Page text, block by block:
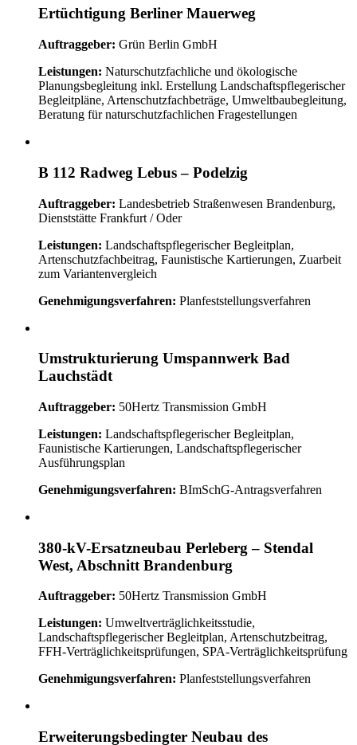
Ertüchtigung Berliner Mauerweg
Auftraggeber: Grün Berlin GmbH
Leistungen: Naturschutzfachliche und ökologische
Planungsbegleitung inkl. Erstellung Landschaftspflegerischer
Begleitpläne, Artenschutzfachbeträge, Umweltbaubegleitung,
Beratung für naturschutzfachlichen Fragestellungen
B 112 Radweg Lebus – Podelzig
Auftraggeber: Landesbetrieb Straßenwesen Brandenburg,
Dienststätte Frankfurt / Oder
Leistungen: Landschaftspflegerischer Begleitplan,
Artenschutzfachbeitrag, Faunistische Kartierungen, Zuarbeit
zum Variantenvergleich
Genehmigungsverfahren: Planfeststellungsverfahren
Umstrukturierung Umspannwerk Bad
Lauchstädt
Auftraggeber: 50Hertz Transmission GmbH
Leistungen: Landschaftspflegerischer Begleitplan,
Faunistische Kartierungen, Landschaftspflegerischer
Ausführungsplan
Genehmigungsverfahren: BImSchG-Antragsverfahren
380-kV-Ersatzneubau Perleberg – Stendal
West, Abschnitt Brandenburg
Auftraggeber: 50Hertz Transmission GmbH
Leistungen: Umweltverträglichkeitsstudie,
Landschaftspflegerischer Begleitplan, Artenschutzbeitrag,
FFH-Verträglichkeitsprüfungen, SPA-Verträglichkeitsprüfung
Genehmigungsverfahren: Planfeststellungsverfahren
Erweiterungsbedingter Neubau des